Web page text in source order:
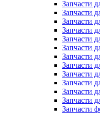
Запчасти
Запчасти
Запчасти
Запчасти
Запчасти
Запчасти
Запчасти
Запчасти
Запчасти
Запчасти
Запчасти
Запчасти
Запчасти